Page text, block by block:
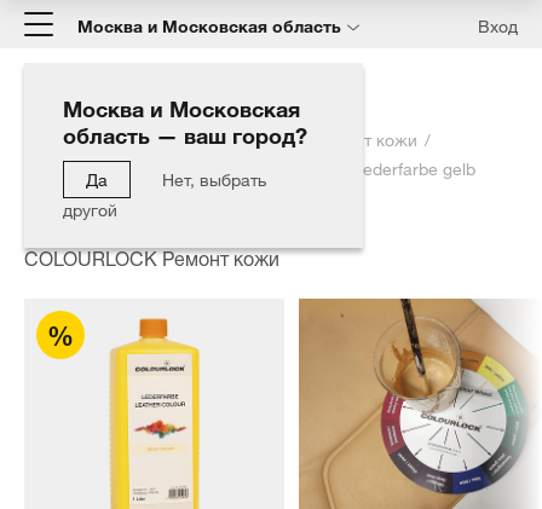
Москва и Московская область
Москва и Московская
область — ваш город?
Да
Нет, выбрать
другой
Вход
Главная Каталог COLOURLOCK Ремонт кожи
Краска для кожи COLOURLOCK желтый Lederfarbe gelb
1000мл
COLOURLOCK Ремонт кожи